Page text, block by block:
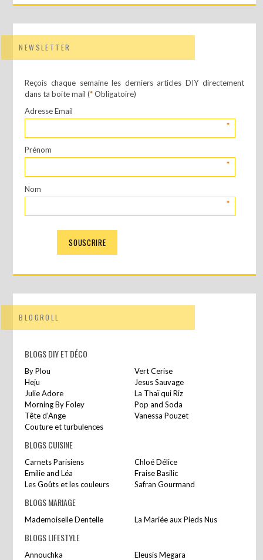
NEWSLETTER
Reçois chaque semaine les derniers articles DIY directement
dans ta boite mail (*Obligatoire)
Adresse Email
*
Prénom
*
Nom
*
BLOGROLL
BLOGS DIY ET DÉCO
By Plou
Vert Cerise
Heju
Jesus Sauvage
Julie Adore
La Thaï qui Riz
Morning By Foley
Pop and Soda
Tête d’Ange
Vanessa Pouzet
Couture et turbulences
BLOGS CUISINE
Carnets Parisiens
Chloé Délice
Emilie and Léa
Fraise Basilic
Les Goûts et les couleurs
Safran Gourmand
BLOGS MARIAGE
Mademoiselle Dentelle La Mariée aux Pieds Nus
BLOGS LIFESTYLE
Annouchka
Eleusis Megara